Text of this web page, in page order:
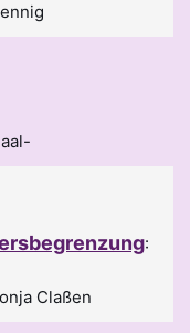
:
Claßen